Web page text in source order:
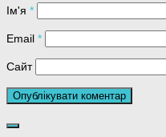
Ім'я *
Email *
Сайт